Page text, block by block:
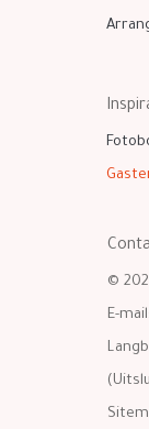
©
E-mail: